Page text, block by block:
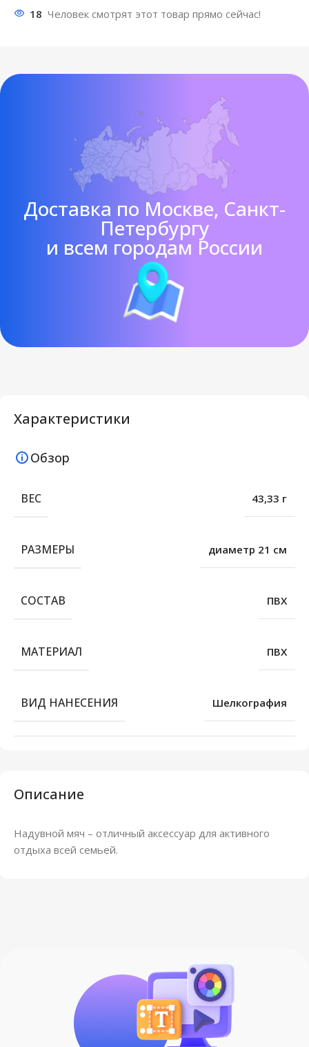
18 Человек смотрят этот товар прямо сейчас!
Доставка по Москве, Санкт-
Петербургу
и всем городам России
Описание
Надувной мяч – отличный аксессуар для активного
отдыха всей семьей.
Характеристики
Обзор
ВЕС 43,33 г
РАЗМЕРЫ диаметр 21 см
СОСТАВ ПВХ
МАТЕРИАЛ ПВХ
ВИД НАНЕСЕНИЯ Шелкография